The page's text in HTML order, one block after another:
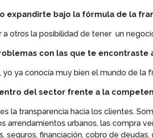
expandirte bajo la fórmula de la
a otros la posibilidad de tener un
con las que te encontraste
ya conocía muy bien el mundo de la
del sector frente a la
la transparencia hacia los clientes.
arrendamientos urbanos, las compra
seguros, financiación, cobro de